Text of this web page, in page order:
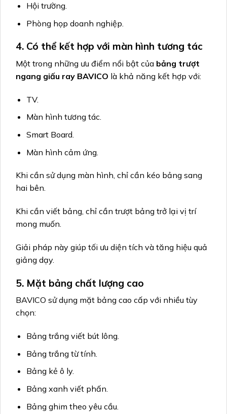
Hội trường.
Phòng họp doanh nghiệp.
4. Có thể kết hợp với màn hình tương tác
Một trong những ưu điểm nổi bật của bảng trượt
ngang giấu ray BAVICO là khả năng kết hợp với:
TV.
Màn hình tương tác.
Smart Board.
Màn hình cảm ứng.
Khi cần sử dụng màn hình, chỉ cần kéo bảng sang
hai bên.
Khi cần viết bảng, chỉ cần trượt bảng trở lại vị trí
mong muốn.
Giải pháp này giúp tối ưu diện tích và tăng hiệu quả
giảng dạy.
5. Mặt bảng chất lượng cao
BAVICO sử dụng mặt bảng cao cấp với nhiều tùy
chọn:
Bảng trắng viết bút lông.
Bảng trắng từ tính.
Bảng kẻ ô ly.
Bảng xanh viết phấn.
Bảng ghim theo yêu cầu.